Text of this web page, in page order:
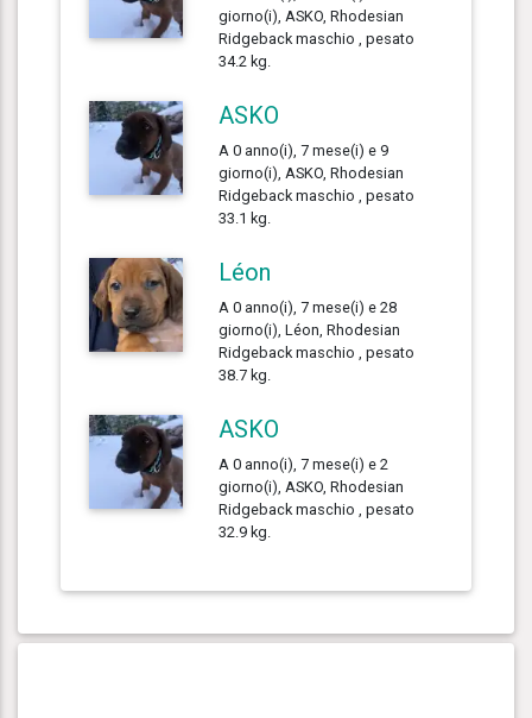
giorno(i), ASKO, Rhodesian
Ridgeback maschio , pesato
34.2 kg.
ASKO
A 0 anno(i), 7 mese(i) e 9
giorno(i), ASKO, Rhodesian
Ridgeback maschio , pesato
33.1 kg.
Léon
A 0 anno(i), 7 mese(i) e 28
giorno(i), Léon, Rhodesian
Ridgeback maschio , pesato
38.7 kg.
ASKO
A 0 anno(i), 7 mese(i) e 2
giorno(i), ASKO, Rhodesian
Ridgeback maschio , pesato
32.9 kg.